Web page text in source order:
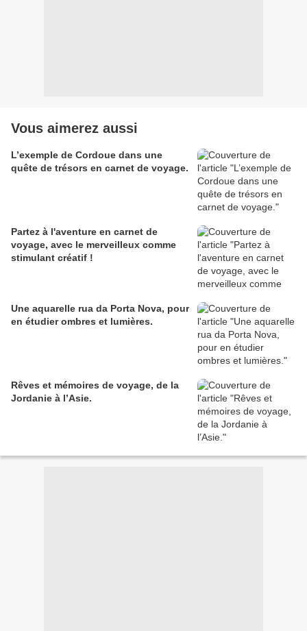
Vous aimerez aussi
L’exemple de Cordoue dans une
quête de trésors en carnet de voyage.
Partez à l'aventure en carnet de
voyage, avec le merveilleux comme
stimulant créatif !
Une aquarelle rua da Porta Nova, pour
en étudier ombres et lumières.
Rêves et mémoires de voyage, de la
Jordanie à l’Asie.